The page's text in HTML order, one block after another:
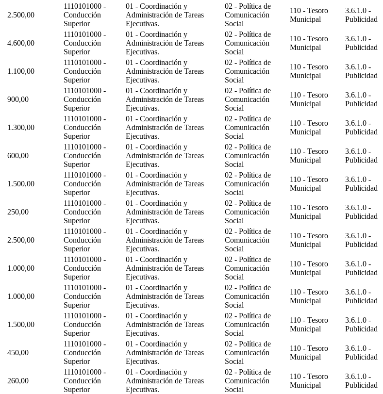
2.500,00
1110101000 -
Conducción
Superior
01 - Coordinación y
Administración de Tareas
Ejecutivas.
02 - Política de
Comunicación
Social
110 - Tesoro
Municipal
3.6.1.0 -
Publicidad
4.600,00
1110101000 -
Conducción
Superior
01 - Coordinación y
Administración de Tareas
Ejecutivas.
02 - Política de
Comunicación
Social
110 - Tesoro
Municipal
3.6.1.0 -
Publicidad
1.100,00
1110101000 -
Conducción
Superior
01 - Coordinación y
Administración de Tareas
Ejecutivas.
02 - Política de
Comunicación
Social
110 - Tesoro
Municipal
3.6.1.0 -
Publicidad
900,00
1110101000 -
Conducción
Superior
01 - Coordinación y
Administración de Tareas
Ejecutivas.
02 - Política de
Comunicación
Social
110 - Tesoro
Municipal
3.6.1.0 -
Publicidad
1.300,00
1110101000 -
Conducción
Superior
01 - Coordinación y
Administración de Tareas
Ejecutivas.
02 - Política de
Comunicación
Social
110 - Tesoro
Municipal
3.6.1.0 -
Publicidad
600,00
1110101000 -
Conducción
Superior
01 - Coordinación y
Administración de Tareas
Ejecutivas.
02 - Política de
Comunicación
Social
110 - Tesoro
Municipal
3.6.1.0 -
Publicidad
1.500,00
1110101000 -
Conducción
Superior
01 - Coordinación y
Administración de Tareas
Ejecutivas.
02 - Política de
Comunicación
Social
110 - Tesoro
Municipal
3.6.1.0 -
Publicidad
250,00
1110101000 -
Conducción
Superior
01 - Coordinación y
Administración de Tareas
Ejecutivas.
02 - Política de
Comunicación
Social
110 - Tesoro
Municipal
3.6.1.0 -
Publicidad
2.500,00
1110101000 -
Conducción
Superior
01 - Coordinación y
Administración de Tareas
Ejecutivas.
02 - Política de
Comunicación
Social
110 - Tesoro
Municipal
3.6.1.0 -
Publicidad
1.000,00
1110101000 -
Conducción
Superior
01 - Coordinación y
Administración de Tareas
Ejecutivas.
02 - Política de
Comunicación
Social
110 - Tesoro
Municipal
3.6.1.0 -
Publicidad
1.000,00
1110101000 -
Conducción
Superior
01 - Coordinación y
Administración de Tareas
Ejecutivas.
02 - Política de
Comunicación
Social
110 - Tesoro
Municipal
3.6.1.0 -
Publicidad
1.500,00
1110101000 -
Conducción
Superior
01 - Coordinación y
Administración de Tareas
Ejecutivas.
02 - Política de
Comunicación
Social
110 - Tesoro
Municipal
3.6.1.0 -
Publicidad
450,00
1110101000 -
Conducción
Superior
01 - Coordinación y
Administración de Tareas
Ejecutivas.
02 - Política de
Comunicación
Social
110 - Tesoro
Municipal
3.6.1.0 -
Publicidad
260,00
1110101000 -
Conducción
Superior
01 - Coordinación y
Administración de Tareas
Ejecutivas.
02 - Política de
Comunicación
Social
110 - Tesoro
Municipal
3.6.1.0 -
Publicidad